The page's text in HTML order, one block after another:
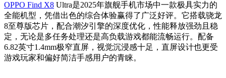
OPPO Find X8 Ultra是2025年旗舰手机市场中一款极具实力的
全能机型，凭借出色的综合体验赢得了广泛好评。它搭载骁龙
8至尊版芯片，配合潮汐引擎的深度优化，性能释放强劲且稳
定，无论是多任务处理还是高负载游戏都能流畅运行。配备
6.82英寸1.4mm极窄直屏，视觉沉浸感十足，直屏设计也更受
游戏玩家和偏好简洁手感用户的青睐。